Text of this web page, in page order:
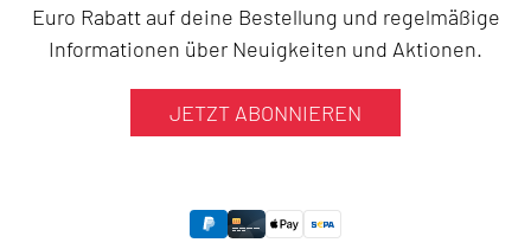
Euro Rabatt auf deine Bestellung und regelmäßige
Informationen über Neuigkeiten und Aktionen.
JETZT ABONNIEREN